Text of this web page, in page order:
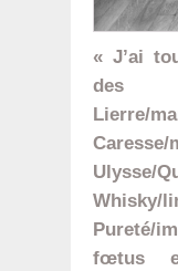
« J’ai
des
Lierre/
Caresse/
Ulysse/
Whisky/
Pureté/
fœtus